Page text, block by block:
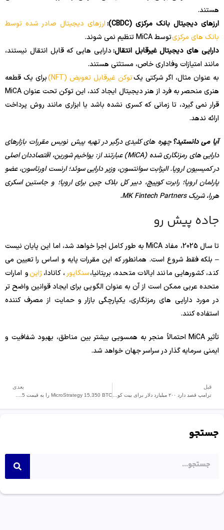
هستند.
ارزهای دیجیتال بانک مرکزی (CBDC):
ارزهای دیجیتال صادر شده توسط
بانک های مرکزیتوسط MiCA تنظیم نمی شوند.
دارایی های دیجیتال غیرقابل انتقال:دارایی هایی که قابل انتقال نیستند،
مانند امتیازات وفاداری خاص، مستثنی هستند.
به عنوان مثال، اگر شرکتی یکتوکن غیرقابل تعویض (NFT)
برای یک قطعه
هنری منحصر به فرد از هنر دیجیتال ایجاد کند، این توکن تحت عنوان MiCA
قرار نمی گیرد، تا زمانی که کسری نشده باشد یا ابزاری مانند روش پرداخت
ارائه ندهد.
آیا می دانستید؟چهره های کلیدی درگیر در تهیه پیش نویس مقررات بازارهای
دارایی های رمزنگاری شده (MiCA) عبارتند از: یواخیم شورین، اقتصاددان اصلی
در کمیسیون اروپا. الیزابت سوانتسون، وزیر دارایی سوئد؛ ارنست اورتاسون، عضو
پارلمان اروپا؛ رابرت کوپیچ، دبیر کل بلاک چین برای اروپا؛ و جاستین اسکری
هررا، شریک MK Fintech Partners.
جاده پیش رو
تا سال 2025، مفاد MiCA به طور کامل اجرا خواهد شد، اما این پایان نیست
– بلکه فقط شروع است. همانطور که این مقررات پایه و اساس را تعیین می
کند، کشورهایی مانند ایالات متحده، بریتانیا،سنگاپور، کانادا،ژاپنو امارات
متحده عربی ممکن است از آن به عنوان الگویی برای ایجاد قوانین واضح تر
در مورد دارایی های رمزنگاری، یکپارچگی بازار و حمایت از مصرف کننده
استفاده کنند.
تأثیر MiCA احتمالاً منجر به همسویی بیشتر بین مناطق، بهبود شفافیت و
ایمنی سرمایه گذار در سراسر جهان خواهد شد.
قبل
ترامپ قصد دارد ۲۰۰ میلیارد دلار برای بیت کوین اختصاص دهد.
بعدی
MicroStrategy 15,350 BTC را به قیمت 1.5 میلیارد دلار خرید.
جستجو